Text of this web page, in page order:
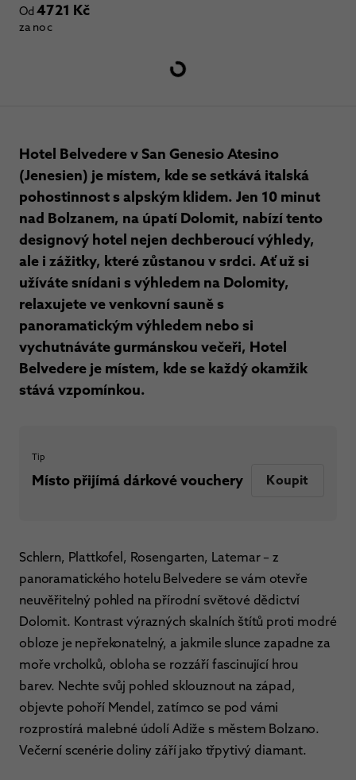
Od4721 Kč
za noc
Hotel Belvedere v San Genesio Atesino
(Jenesien) je místem, kde se setkává italská
pohostinnost s alpským klidem. Jen 10 minut
nad Bolzanem, na úpatí Dolomit, nabízí tento
designový hotel nejen dechberoucí výhledy,
ale i zážitky, které zůstanou v srdci. Ať už si
užíváte snídani s výhledem na Dolomity,
relaxujete ve venkovní sauně s
panoramatickým výhledem nebo si
vychutnáváte gurmánskou večeři, Hotel
Belvedere je místem, kde se každý okamžik
stává vzpomínkou.
Tip
Místo přijímá dárkové vouchery Koupit
Schlern, Plattkofel, Rosengarten, Latemar – z
panoramatického hotelu Belvedere se vám otevře
neuvěřitelný pohled na přírodní světové dědictví
Dolomit. Kontrast výrazných skalních štítů proti modré
obloze je nepřekonatelný, a jakmile slunce zapadne za
moře vrcholků, obloha se rozzáří fascinující hrou
barev. Nechte svůj pohled sklouznout na západ,
objevte pohoří Mendel, zatímco se pod vámi
rozprostírá malebné údolí Adiže s městem Bolzano.
Večerní scenérie doliny září jako třpytivý diamant.